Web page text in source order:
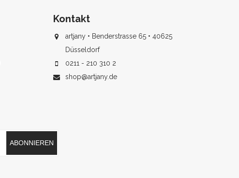
Kontakt
artjany • Benderstrasse 65 • 40625
Düsseldorf
0211 - 210 310 2
shop@artjany.de
ABONNIEREN